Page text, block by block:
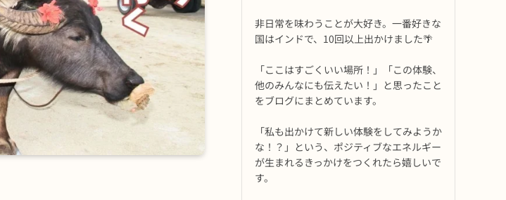
非日常を味わうことが大好き。一番好きな
国はインドで、10回以上出かけました🌴
「ここはすごくいい場所！」「この体験、
他のみんなにも伝えたい！」と思ったこと
をブログにまとめています。
「私も出かけて新しい体験をしてみようか
な！？」という、ポジティブなエネルギー
が生まれるきっかけをつくれたら嬉しいで
す。